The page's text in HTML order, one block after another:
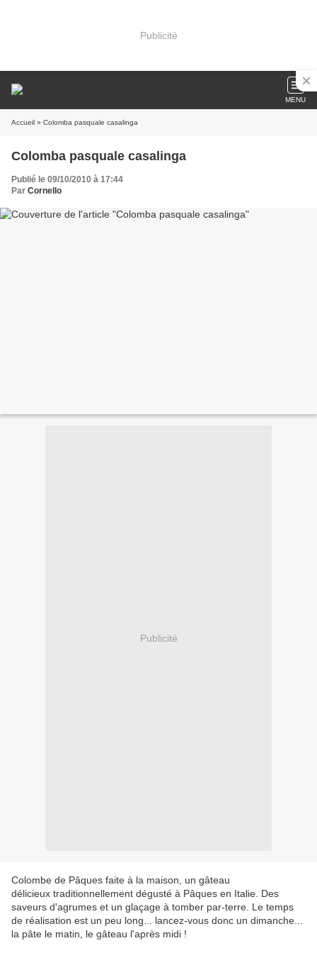
Publicité
MENU
Accueil » Colomba pasquale casalinga
Colomba pasquale casalinga
Publié le 09/10/2010 à 17:44
Par Cornello
Publicité
Colombe de Pâques faite à la maison, un gâteau
délicieux traditionnellement dégusté à Pâques en Italie. Des
saveurs d'agrumes et un glaçage à tomber par-terre. Le temps
de réalisation est un peu long... lancez-vous donc un dimanche...
la pâte le matin, le gâteau l'après midi !